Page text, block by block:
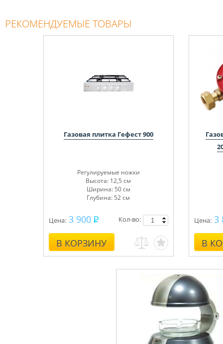
РЕКОМЕНДУЕМЫЕ ТОВАРЫ
Газовая плитка Гефест 900
Регулируемые ножки
Высота: 12,5 см
Ширина: 50 см
Глубина: 52 см
Цена: 3 900
В КОРЗИНУ
Кол-во: Цена: 3
В